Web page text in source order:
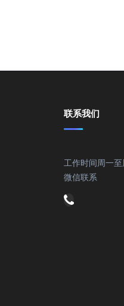
联系我们
工作时间周一
微信联系